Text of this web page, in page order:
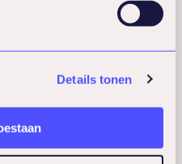
Details tonen
voor geconcentreerd